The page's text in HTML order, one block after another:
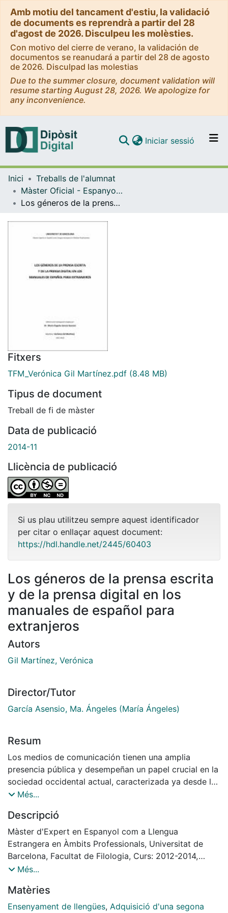
Amb motiu del tancament d'estiu, la validació
de documents es reprendrà a partir del 28
d'agost de 2026. Disculpeu les molèsties.
Con motivo del cierre de verano, la validación de
documentos se reanudará a partir del 28 de agosto
de 2026. Disculpad las molestias
Due to the summer closure, document validation will
resume starting August 28, 2026. We apologize for
any inconvenience.
Navega per tot el DD
Com publicar
Contacte
Iniciar sessió (current)
Inici
Treballs de l'alumnat
Màster Oficial - Espanyol com a Llengua Estrangera en Àmbits Professionals
Los géneros de la prensa escrita y de la prensa digital en los manuales de español para extranjeros
Fitxers
TFM_Verónica Gil Martínez.pdf (8.48 MB)
Tipus de document
Treball de fi de màster
Data de publicació
2014-11
Llicència de publicació
Si us plau utilitzeu sempre aquest identificador
per citar o enllaçar aquest document:
https://hdl.handle.net/2445/60403
Los géneros de la prensa escrita
y de la prensa digital en los
manuales de español para
extranjeros
Autors
Gil Martínez, Verónica
Director/Tutor
García Asensio, Ma. Ángeles (María Ángeles)
Resum
Los medios de comunicación tienen una amplia
presencia pública y desempeñan un papel crucial en la
sociedad occidental actual, caracterizada ya desde la
década de los años 90 del siglo pasado como
y audiovisual (Gubern, 1995:36; Castells, 1997 y 1998).
Son, también, una ventana bidireccional que, por un
lado, satisface tres funciones para los miembros de
una sociedad: (i) sirven como fuente de información,
(ii) son generadores y difusores de opinión y (iii)
1998); por otro lado, los medios de comunicación
permiten asomarse desde fuera a la actualidad y
Més...
Descripció
Màster d'Expert en Espanyol com a Llengua
Estrangera en Àmbits Professionals, Universitat de
Barcelona, Facultat de Filologia, Curs: 2012-2014,
Tutora: María Ángeles García Asensio
Més...
Matèries
Ensenyament de llengües, Adquisició d'una segona